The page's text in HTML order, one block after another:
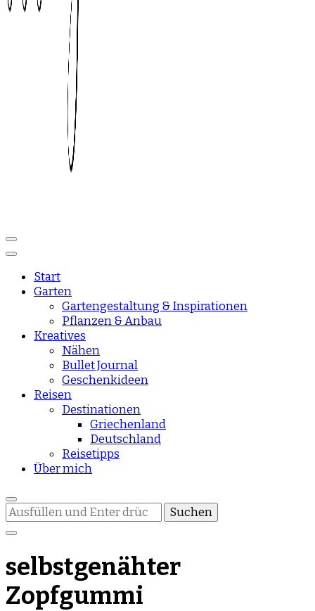
sisisday
Start
Garten
Gartengestaltung & Inspirationen
Pflanzen & Anbau
Kreatives
Nähen
Bullet Journal
Geschenkideen
Reisen
Destinationen
Griechenland
Deutschland
Reisetipps
Über mich
Suchst
du
nach
etwas?
selbstgenähter
Zopfgummi